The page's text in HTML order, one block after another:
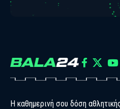
Η καθημερινή σου δόση